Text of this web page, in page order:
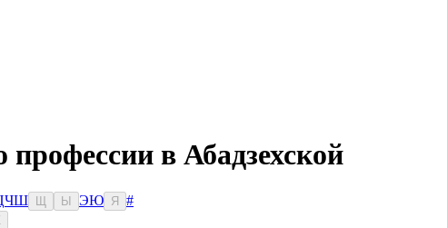
в Абадзехской
ЧШ Ы ЭЮ Я
#